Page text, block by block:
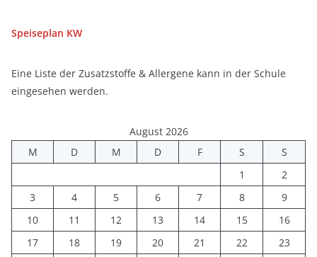
Speiseplan KW
Eine Liste der Zusatzstoffe & Allergene kann in der Schule
eingesehen werden.
August 2026
M
D M D F S
S
1
2
3
4 5 6 7 8
9
10
11 12 13 14 15
16
17
18 19 20 21 22
23